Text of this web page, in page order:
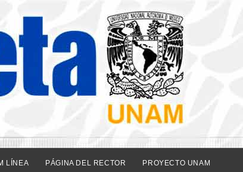
LÍNEA PÁGINA DEL RECTOR PROYECTO UNAM